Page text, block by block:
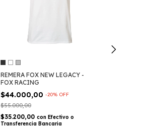
REMERA FOX NEW LEGACY -
FOX RACING
$44.000,00 -20% OFF
$55.000,00
$35.200,00 con Efectivo o
Transferencia Bancaria
CUELLO